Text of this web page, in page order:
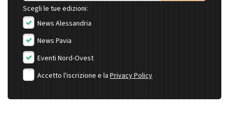
Scegli le tue edizioni:
News Alessandria
News Pavia
Eventi Nord-Ovest
Accetto l'iscrizione e la Privacy Policy